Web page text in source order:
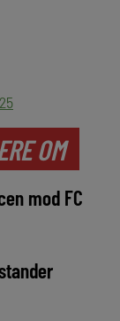
OM
mod FC